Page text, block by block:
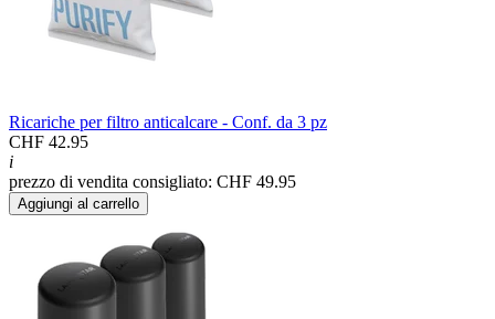
Ricariche per filtro anticalcare - Conf. da 3 pz
CHF 42.95
i
prezzo di vendita consigliato: CHF 49.95
Aggiungi al carrello